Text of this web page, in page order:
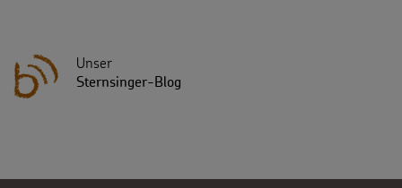
Unser
Sternsinger-Blog